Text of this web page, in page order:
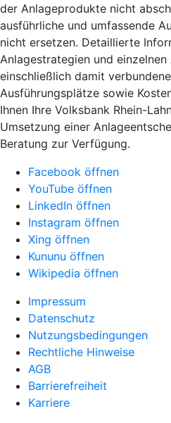
der Anlageprodukte nicht
ausführliche und umfassende
nicht ersetzen. Detaillierte
Anlagestrategien und
einschließlich damit
Ausführungsplätze sowie
Ihnen Ihre Volksbank Rhein-
Umsetzung einer
Beratung zur Verfügung.
Facebook öffnen
YouTube öffnen
LinkedIn öffnen
Instagram öffnen
Xing öffnen
Kununu öffnen
Wikipedia öffnen
Impressum
Datenschutz
Nutzungsbedingungen
Rechtliche Hinweise
AGB
Barrierefreiheit
Karriere